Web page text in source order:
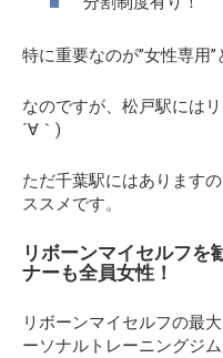
特に重要なのが”女性専用”
なのですが、松戸駅には
´∀｀)
ただ千葉駅にはあります
ススメです。
リボーンマイセルフ
ナーも全員女性！
リボーンマイセルフの最
ーソナルトレーニングジ